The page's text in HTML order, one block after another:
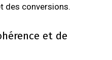
des conversions.
et de